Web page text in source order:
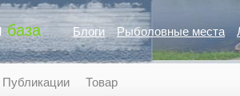
база Блоги Рыболовные места
Публикации Товар